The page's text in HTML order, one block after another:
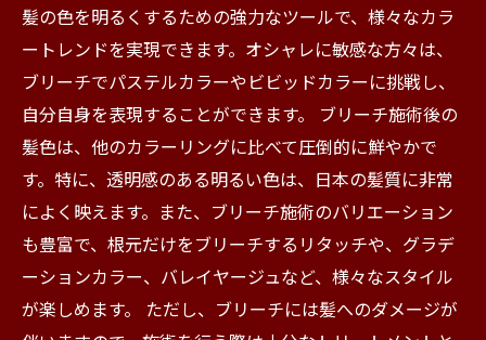
髪の色を明るくするための強力なツールで、様々なカラ
ートレンドを実現できます。オシャレに敏感な方々は、
ブリーチでパステルカラーやビビッドカラーに挑戦し、
自分自身を表現することができます。 ブリーチ施術後の
髪色は、他のカラーリングに比べて圧倒的に鮮やかで
す。特に、透明感のある明るい色は、日本の髪質に非常
によく映えます。また、ブリーチ施術のバリエーション
も豊富で、根元だけをブリーチするリタッチや、グラデ
ーションカラー、バレイヤージュなど、様々なスタイル
が楽しめます。 ただし、ブリーチには髪へのダメージが